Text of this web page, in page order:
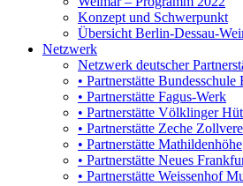
Konzept und Schwerpunkt
Übersicht Berlin-Dessau-
Netzwerk
Netzwerk deutscher
• Partnerstätte Bundesschule
• Partnerstätte Fagus-Werk
• Partnerstätte Völklinger
• Partnerstätte Zeche
• Partnerstätte Mathildenhöhe
• Partnerstätte Neues
• Partnerstätte Weissenhof